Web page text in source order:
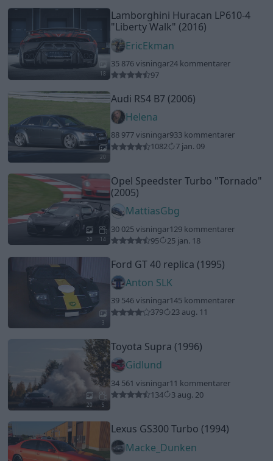
14
Opel Speedster Turbo "Tornado"
(2005)
MattiasGbg
30 025 visningar129 kommentarer
95
3
Ford GT 40 replica (1995)
Anton SLK
39 546 visningar145 kommentarer
379
23 aug. 11
20 5
Toyota Supra (1996)
Gidlund
34 561 visningar11 kommentarer
134
3 aug. 20
1
Lexus GS300 Turbo (1994)
Macke_Dunken
33 389 visningar231 kommentarer
153
27 maj 11
15
Saab 9-3 2.0T Vector
(2003)
28 685 visningar54 kommentarer